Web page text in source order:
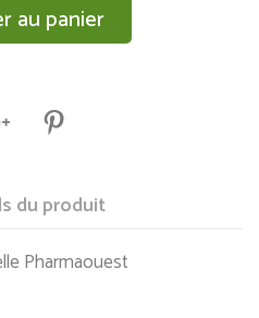
au panier
du produit
Pharmaouest